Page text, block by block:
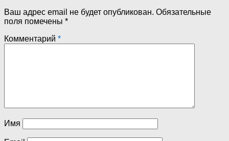
Ваш адрес email не будет опубликован. Обязательные
поля помечены *
Комментарий *
Имя